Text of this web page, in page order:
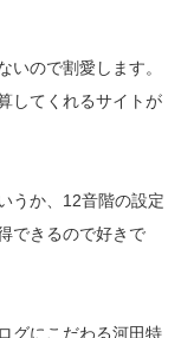
いので割愛します。
してくれるサイトが
うか、 12音階の設定
できるので好きで
グにこだわる河田特